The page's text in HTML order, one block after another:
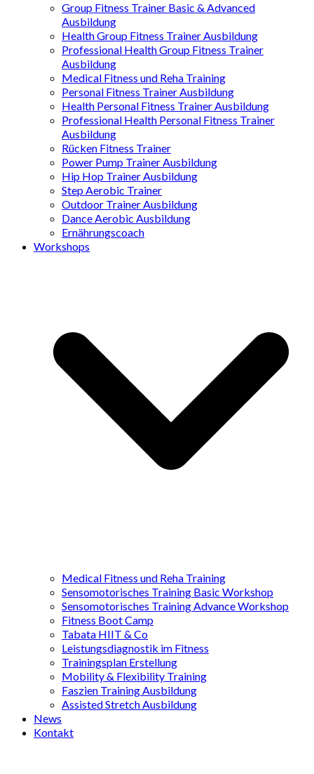
Group Fitness Trainer Basic & Advanced
Ausbildung
Health Group Fitness Trainer Ausbildung
Professional Health Group Fitness Trainer
Ausbildung
Medical Fitness und Reha Training
Personal Fitness Trainer Ausbildung
Health Personal Fitness Trainer Ausbildung
Professional Health Personal Fitness Trainer
Ausbildung
Rücken Fitness Trainer
Power Pump Trainer Ausbildung
Hip Hop Trainer Ausbildung
Step Aerobic Trainer
Outdoor Trainer Ausbildung
Dance Aerobic Ausbildung
Ernährungscoach
Workshops
Medical Fitness und Reha Training
Sensomotorisches Training Basic Workshop
Sensomotorisches Training Advance Workshop
Fitness Boot Camp
Tabata HIIT & Co
Leistungsdiagnostik im Fitness
Trainingsplan Erstellung
Mobility & Flexibility Training
Faszien Training Ausbildung
Assisted Stretch Ausbildung
News
Kontakt